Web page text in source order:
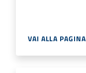
VAI ALLA PAGINA